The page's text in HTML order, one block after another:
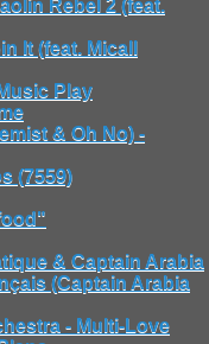
Rebel 2 (feat.
It (feat. Micall
Play
& Oh No) -
(7559)
& Captain Arabia
(Captain Arabia
- Multi-Love